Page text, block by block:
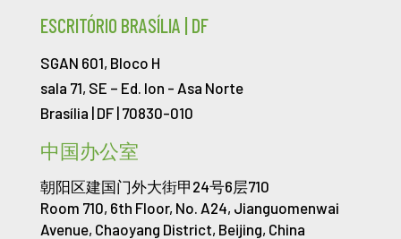
ESCRITÓRIO BRASÍLIA | DF
SGAN 601, Bloco H
sala 71, SE – Ed. Ion - Asa Norte
Brasília | DF | 70830-010
中国办公室
朝阳区建国门外大街甲24号6层710
Room 710, 6th Floor, No. A24, Jianguomenwai
Avenue, Chaoyang District, Beijing, China